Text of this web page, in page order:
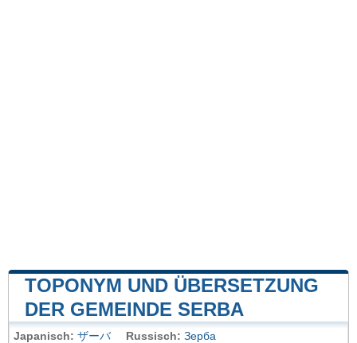
TOPONYM UND ÜBERSETZUNG
DER GEMEINDE SERBA
Japanisch: ザーバ Russisch: Зерба